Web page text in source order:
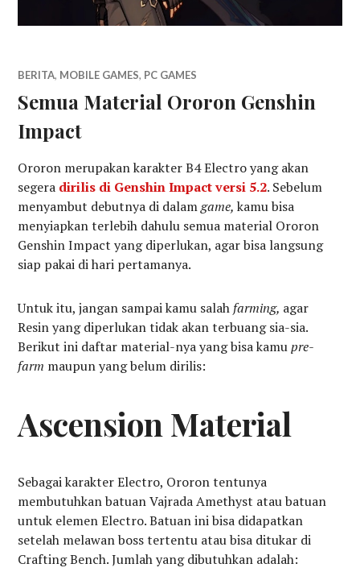
BERITA, MOBILE GAMES, PC GAMES
Semua Material Ororon Genshin
Impact
Ororon merupakan karakter B4 Electro yang akan
segera dirilis di Genshin Impact versi 5.2. Sebelum
menyambut debutnya di dalamgame,kamu bisa
menyiapkan terlebih dahulu semua material Ororon
Genshin Impact yang diperlukan, agar bisa langsung
siap pakai di hari pertamanya.
Untuk itu, jangan sampai kamu salahfarming, agar
Resin yang diperlukan tidak akan terbuang sia-sia.
Berikut ini daftar material-nya yang bisa kamupre-
farm maupun yang belum dirilis:
Ascension Material
Sebagai karakter Electro, Ororon tentunya
membutuhkan batuan Vajrada Amethyst atau batuan
untuk elemen Electro. Batuan ini bisa didapatkan
setelah melawan boss tertentu atau bisa ditukar di
Crafting Bench. Jumlah yang dibutuhkan adalah: